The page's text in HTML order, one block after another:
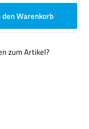
um die Anzahl zu
den Warenkorb
zum Artikel?